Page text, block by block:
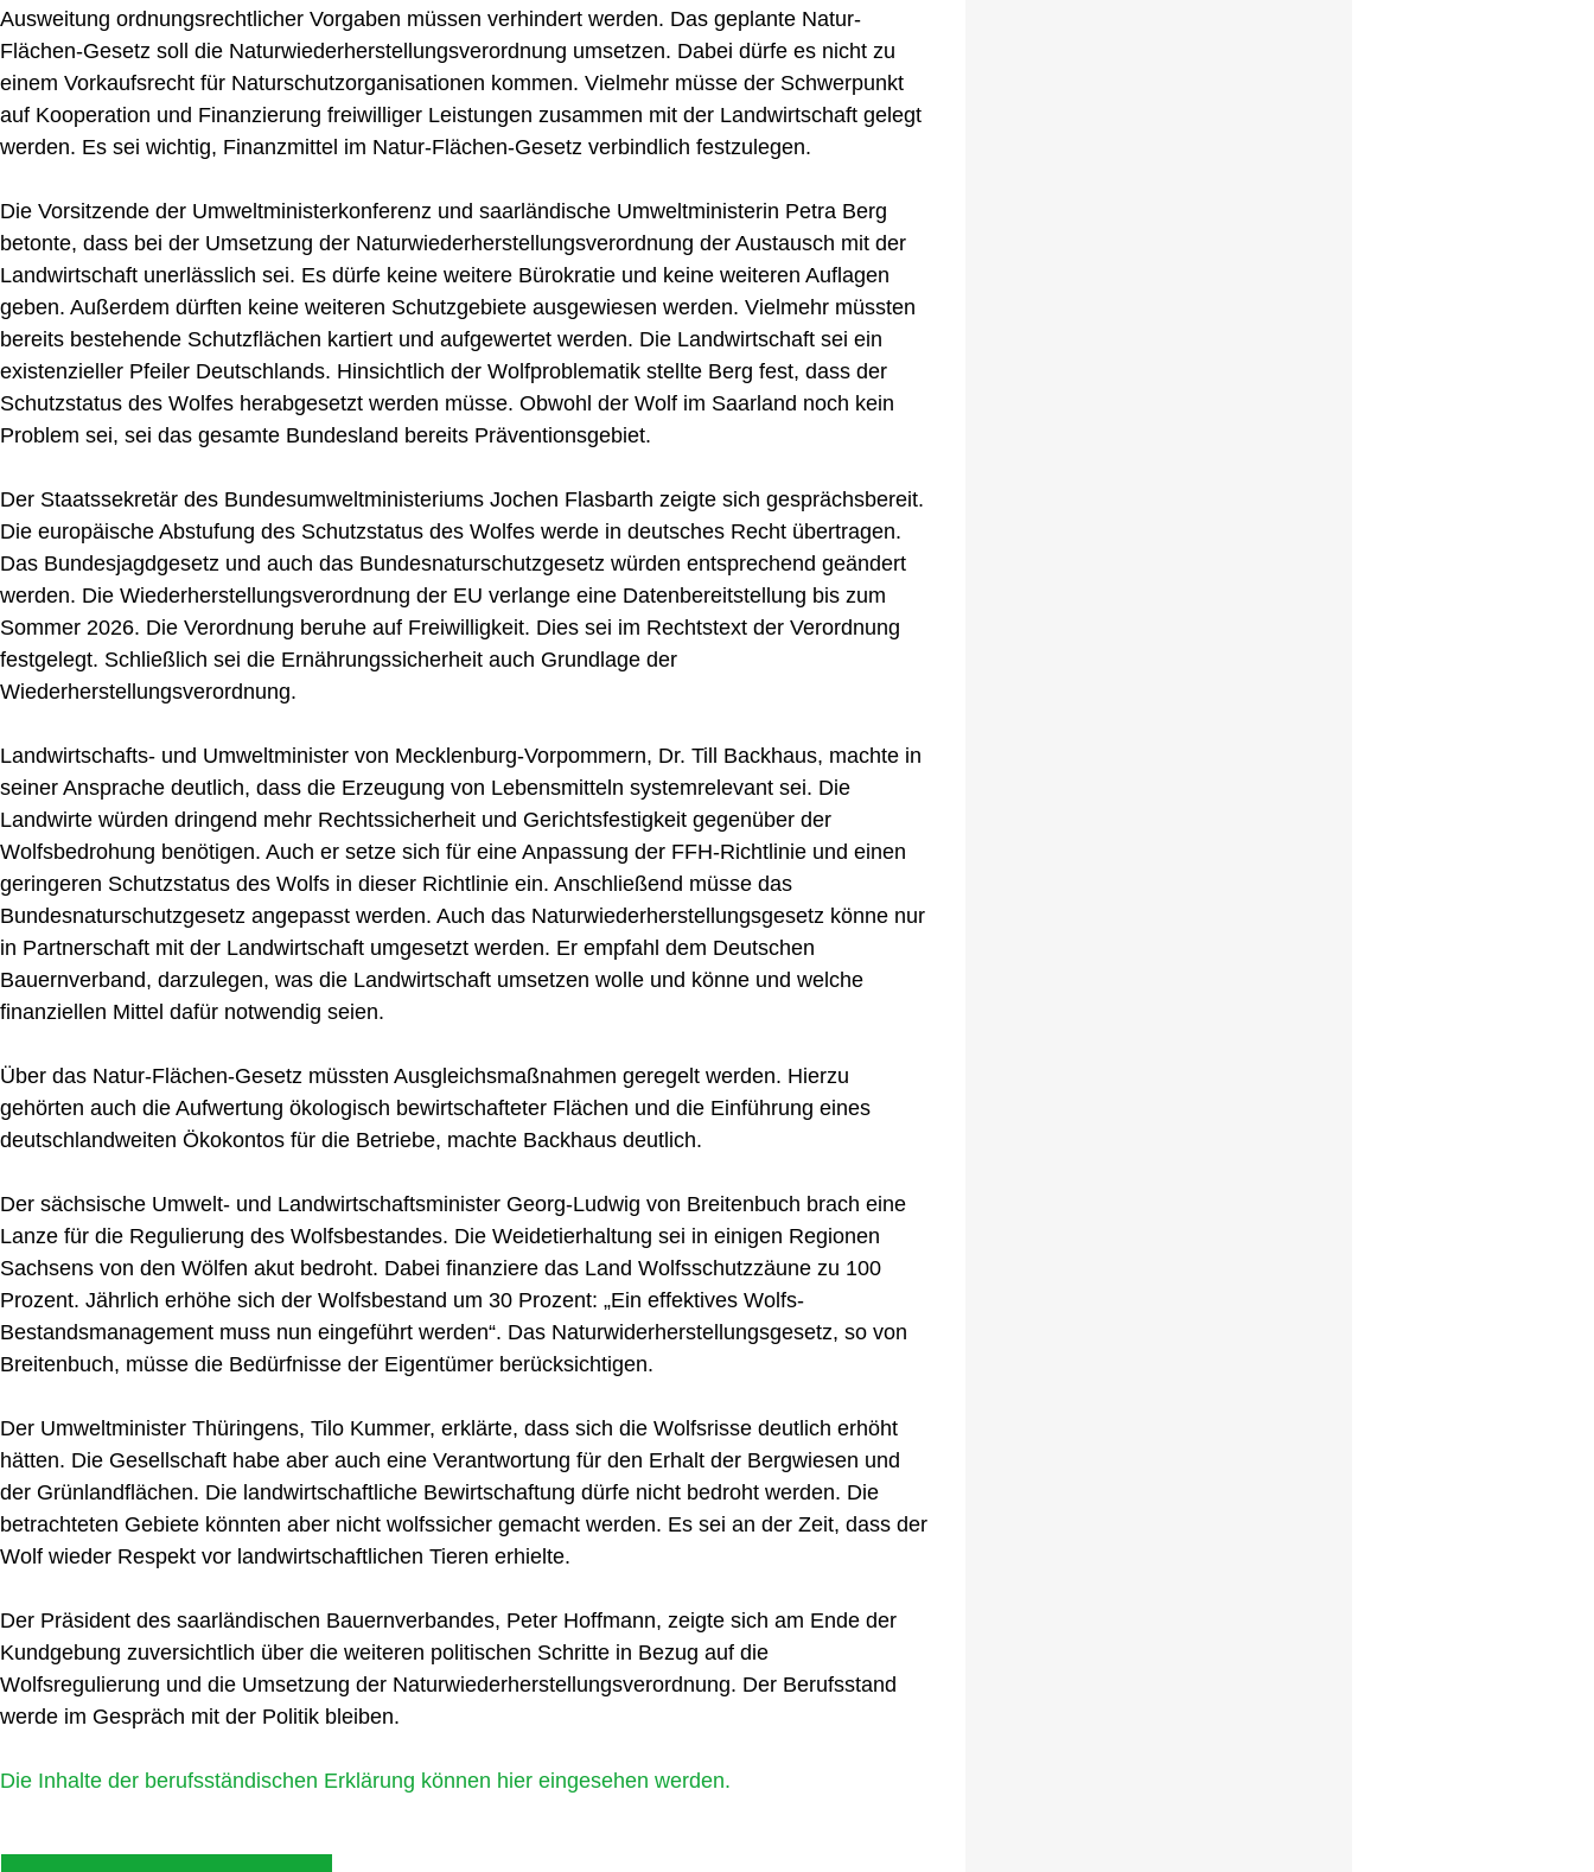
Ausweitung ordnungsrechtlicher Vorgaben müssen verhindert werden. Das geplante Natur-
Flächen-Gesetz soll die Naturwiederherstellungsverordnung umsetzen. Dabei dürfe es nicht zu
einem Vorkaufsrecht für Naturschutzorganisationen kommen. Vielmehr müsse der Schwerpunkt
auf Kooperation und Finanzierung freiwilliger Leistungen zusammen mit der Landwirtschaft gelegt
werden. Es sei wichtig, Finanzmittel im Natur-Flächen-Gesetz verbindlich festzulegen.
Die Vorsitzende der Umweltministerkonferenz und saarländische Umweltministerin Petra Berg
betonte, dass bei der Umsetzung der Naturwiederherstellungsverordnung der Austausch mit der
Landwirtschaft unerlässlich sei. Es dürfe keine weitere Bürokratie und keine weiteren Auflagen
geben. Außerdem dürften keine weiteren Schutzgebiete ausgewiesen werden. Vielmehr müssten
bereits bestehende Schutzflächen kartiert und aufgewertet werden. Die Landwirtschaft sei ein
existenzieller Pfeiler Deutschlands. Hinsichtlich der Wolfproblematik stellte Berg fest, dass der
Schutzstatus des Wolfes herabgesetzt werden müsse. Obwohl der Wolf im Saarland noch kein
Problem sei, sei das gesamte Bundesland bereits Präventionsgebiet.
Der Staatssekretär des Bundesumweltministeriums Jochen Flasbarth zeigte sich gesprächsbereit.
Die europäische Abstufung des Schutzstatus des Wolfes werde in deutsches Recht übertragen.
Das Bundesjagdgesetz und auch das Bundesnaturschutzgesetz würden entsprechend geändert
werden. Die Wiederherstellungsverordnung der EU verlange eine Datenbereitstellung bis zum
Sommer 2026. Die Verordnung beruhe auf Freiwilligkeit. Dies sei im Rechtstext der Verordnung
festgelegt. Schließlich sei die Ernährungssicherheit auch Grundlage der
Wiederherstellungsverordnung.
Landwirtschafts- und Umweltminister von Mecklenburg-Vorpommern, Dr. Till Backhaus, machte in
seiner Ansprache deutlich, dass die Erzeugung von Lebensmitteln systemrelevant sei. Die
Landwirte würden dringend mehr Rechtssicherheit und Gerichtsfestigkeit gegenüber der
Wolfsbedrohung benötigen. Auch er setze sich für eine Anpassung der FFH-Richtlinie und einen
geringeren Schutzstatus des Wolfs in dieser Richtlinie ein. Anschließend müsse das
Bundesnaturschutzgesetz angepasst werden. Auch das Naturwiederherstellungsgesetz könne nur
in Partnerschaft mit der Landwirtschaft umgesetzt werden. Er empfahl dem Deutschen
Bauernverband, darzulegen, was die Landwirtschaft umsetzen wolle und könne und welche
finanziellen Mittel dafür notwendig seien.
Über das Natur-Flächen-Gesetz müssten Ausgleichsmaßnahmen geregelt werden. Hierzu
gehörten auch die Aufwertung ökologisch bewirtschafteter Flächen und die Einführung eines
deutschlandweiten Ökokontos für die Betriebe, machte Backhaus deutlich.
Der sächsische Umwelt- und Landwirtschaftsminister Georg-Ludwig von Breitenbuch brach eine
Lanze für die Regulierung des Wolfsbestandes. Die Weidetierhaltung sei in einigen Regionen
Sachsens von den Wölfen akut bedroht. Dabei finanziere das Land Wolfsschutzzäune zu 100
Prozent. Jährlich erhöhe sich der Wolfsbestand um 30 Prozent: „Ein effektives Wolfs-
Bestandsmanagement muss nun eingeführt werden“. Das Naturwiderherstellungsgesetz, so von
Breitenbuch, müsse die Bedürfnisse der Eigentümer berücksichtigen.
Der Umweltminister Thüringens, Tilo Kummer, erklärte, dass sich die Wolfsrisse deutlich erhöht
hätten. Die Gesellschaft habe aber auch eine Verantwortung für den Erhalt der Bergwiesen und
der Grünlandflächen. Die landwirtschaftliche Bewirtschaftung dürfe nicht bedroht werden. Die
betrachteten Gebiete könnten aber nicht wolfssicher gemacht werden. Es sei an der Zeit, dass der
Wolf wieder Respekt vor landwirtschaftlichen Tieren erhielte.
Der Präsident des saarländischen Bauernverbandes, Peter Hoffmann, zeigte sich am Ende der
Kundgebung zuversichtlich über die weiteren politischen Schritte in Bezug auf die
Wolfsregulierung und die Umsetzung der Naturwiederherstellungsverordnung. Der Berufsstand
werde im Gespräch mit der Politik bleiben.
Die Inhalte der berufsständischen Erklärung können hier eingesehen werden.